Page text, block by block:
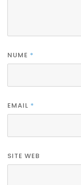
NUME *
EMAIL *
SITE WEB